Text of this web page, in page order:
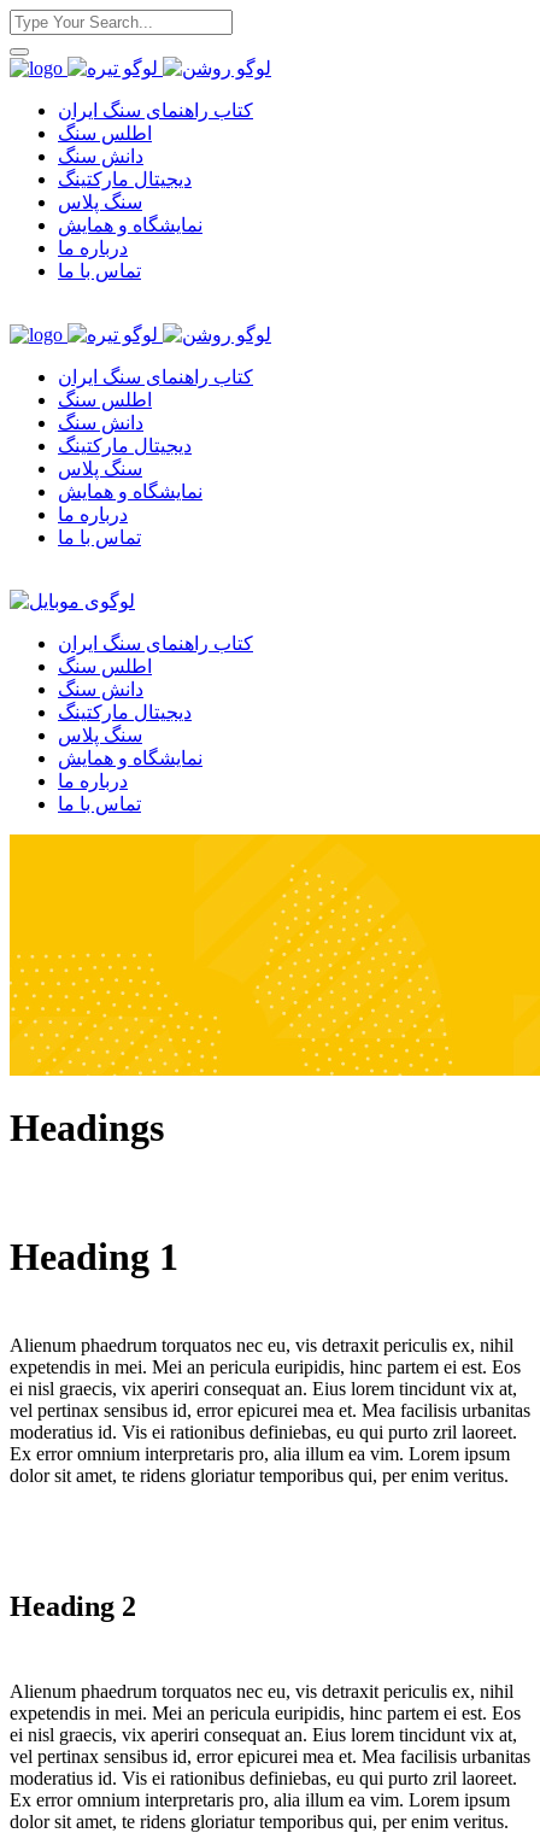
کتاب راهنمای سنگ ایران
اطلس سنگ
دانش سنگ
دیجیتال مارکتینگ
سنگ پلاس
نمایشگاه و همایش
درباره ما
تماس با ما
کتاب راهنمای سنگ ایران
اطلس سنگ
دانش سنگ
دیجیتال مارکتینگ
سنگ پلاس
نمایشگاه و همایش
درباره ما
تماس با ما
کتاب راهنمای سنگ ایران
اطلس سنگ
دانش سنگ
دیجیتال مارکتینگ
سنگ پلاس
نمایشگاه و همایش
درباره ما
تماس با ما
Headings
Heading 1
Alienum phaedrum torquatos nec eu, vis detraxit periculis ex, nihil
expetendis in mei. Mei an pericula euripidis, hinc partem ei est. Eos
ei nisl graecis, vix aperiri consequat an. Eius lorem tincidunt vix at,
vel pertinax sensibus id, error epicurei mea et. Mea facilisis urbanitas
moderatius id. Vis ei rationibus definiebas, eu qui purto zril laoreet.
Ex error omnium interpretaris pro, alia illum ea vim. Lorem ipsum
dolor sit amet, te ridens gloriatur temporibus qui, per enim veritus.
Heading 2
Alienum phaedrum torquatos nec eu, vis detraxit periculis ex, nihil
expetendis in mei. Mei an pericula euripidis, hinc partem ei est. Eos
ei nisl graecis, vix aperiri consequat an. Eius lorem tincidunt vix at,
vel pertinax sensibus id, error epicurei mea et. Mea facilisis urbanitas
moderatius id. Vis ei rationibus definiebas, eu qui purto zril laoreet.
Ex error omnium interpretaris pro, alia illum ea vim. Lorem ipsum
dolor sit amet, te ridens gloriatur temporibus qui, per enim veritus.